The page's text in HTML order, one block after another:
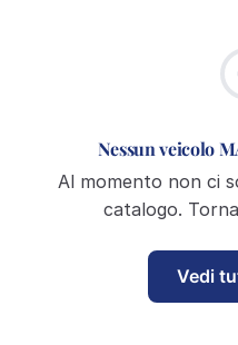
Nessun veicolo
Al momento non ci
catalogo.
Vedi